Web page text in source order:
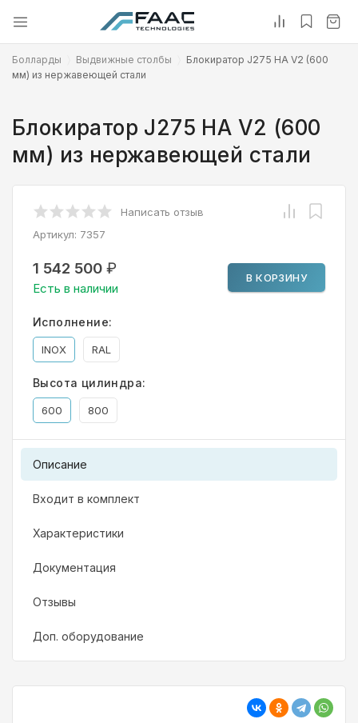
Болларды Выдвижные столбы
Блокиратор J275 HA V2 (600
мм) из нержавеющей стали
Блокиратор J275 HA V2 (600
мм) из нержавеющей стали
Написать отзыв
Артикул: 7357
1 542 500 ₽
Есть в наличии
В КОРЗИНУ
Исполнение:
INOX RAL
Высота цилиндра:
600 800
Описание
Входит в комплект
Характеристики
Документация
Отзывы
Доп. оборудование